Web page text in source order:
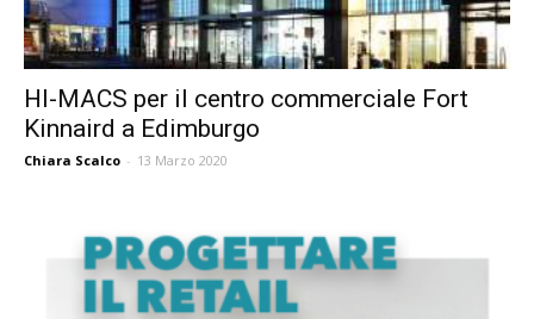
HI-MACS per il centro commerciale Fort
Kinnaird a Edimburgo
Chiara Scalco - 13 Marzo 2020